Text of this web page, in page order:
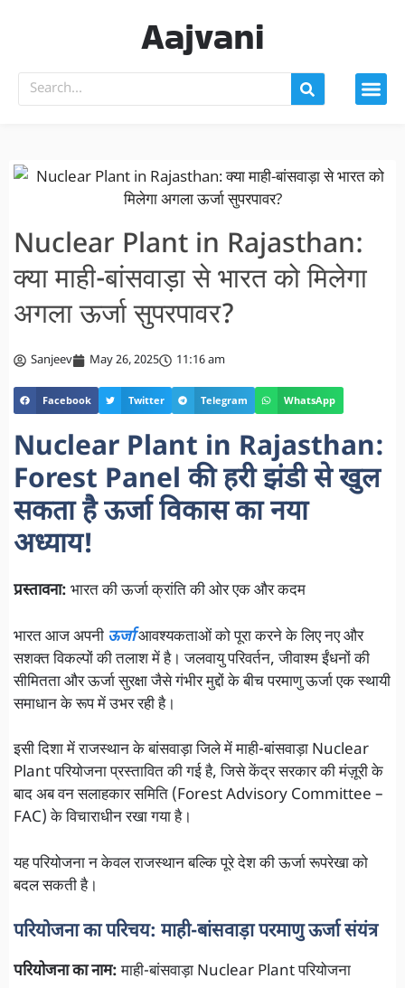
Aajvani
Nuclear Plant in Rajasthan:
क्या माही-बांसवाड़ा से भारत को मिलेगा
अगला ऊर्जा सुपरपावर?
Sanjeev May 26, 2025 11:16 am
Facebook Twitter Telegram WhatsApp
Nuclear Plant in Rajasthan:
Forest Panel की हरी झंडी से खुल
सकता है ऊर्जा विकास का नया
अध्याय!
प्रस्तावना: भारत की ऊर्जा क्रांति की ओर एक और कदम
भारत आज अपनी ऊर्जाआवश्यकताओं को पूरा करने के लिए नए और
सशक्त विकल्पों की तलाश में है। जलवायु परिवर्तन, जीवाश्म ईंधनों की
सीमितता और ऊर्जा सुरक्षा जैसे गंभीर मुद्दों के बीच परमाणु ऊर्जा एक स्थायी
समाधान के रूप में उभर रही है।
इसी दिशा में राजस्थान के बांसवाड़ा जिले में माही-बांसवाड़ा Nuclear
Plant परियोजना प्रस्तावित की गई है, जिसे केंद्र सरकार की मंज़ूरी के
बाद अब वन सलाहकार समिति (Forest Advisory Committee –
FAC) के विचाराधीन रखा गया है।
यह परियोजना न केवल राजस्थान बल्कि पूरे देश की ऊर्जा रूपरेखा को
बदल सकती है।
परियोजना का परिचय: माही-बांसवाड़ा परमाणु ऊर्जा संयंत्र
परियोजना का नाम:माही-बांसवाड़ा Nuclear Plant परियोजना